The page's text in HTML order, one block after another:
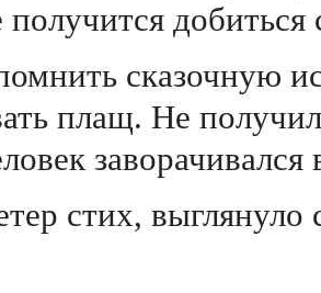
получится
сказочную
плащ. Не
стих,